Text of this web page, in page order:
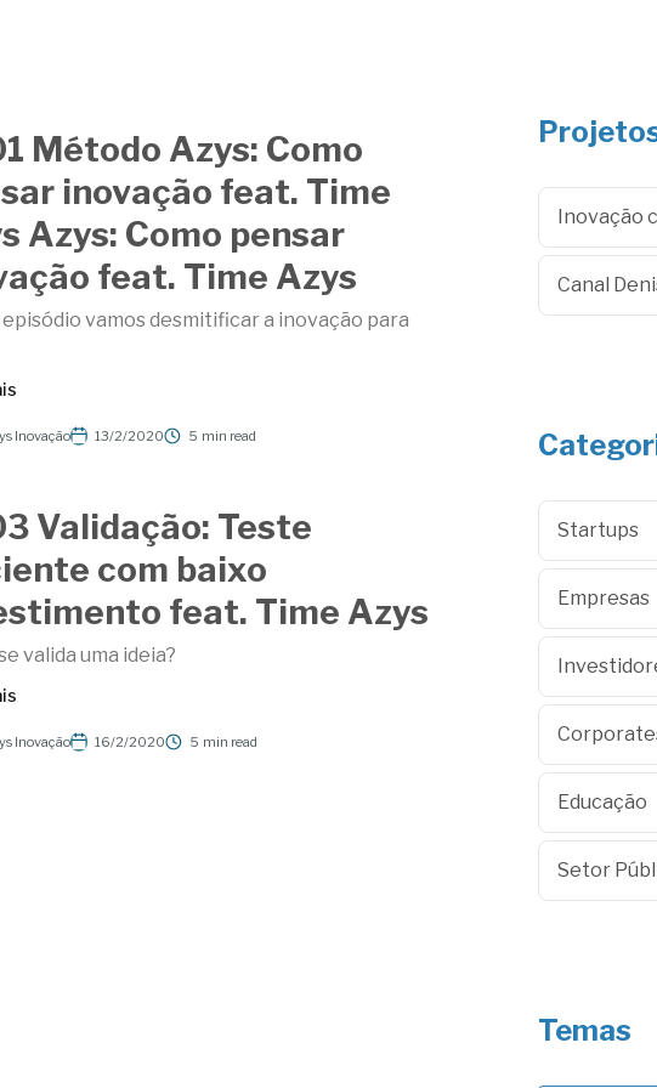
Método Azys: Como
inovação feat. Time
Azys: Como pensar
feat. Time Azys
vamos desmitificar a inovação para
Inovação 13/2/2020 5 min read
Validação: Teste
com baixo
feat. Time Azys
valida uma ideia?
Inovação 16/2/2020 5 min read
Inovação
Canal
Startups
Empresas
Educação
Setor
Temas